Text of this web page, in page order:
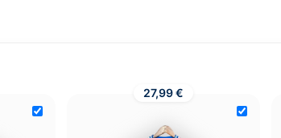
27,99 €